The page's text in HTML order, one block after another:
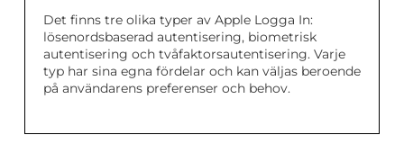
Det finns tre olika typer av Apple Logga In:
lösenordsbaserad autentisering, biometrisk
autentisering och tvåfaktorsautentisering. Varje
typ har sina egna fördelar och kan väljas beroende
på användarens preferenser och behov.